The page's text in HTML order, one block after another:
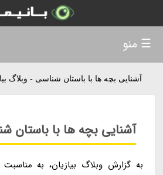
آشنایی بچه ها با باستان شناسی - وبلاگ
آشنایی بچه ها با باستان
به گزارش وبلاگ بیازیان، به
☰ منو